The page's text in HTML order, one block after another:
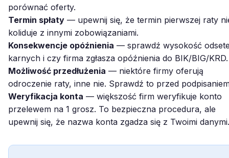
porównać oferty.
Termin spłaty — upewnij się, że termin pierwszej raty
koliduje z innymi zobowiązaniami.
Konsekwencje opóźnienia — sprawdź wysokość
karnych i czy firma zgłasza opóźnienia do BIK/BIG/KRD.
Możliwość przedłużenia — niektóre firmy oferują
odroczenie raty, inne nie. Sprawdź to przed
Weryfikacja konta — większość firm weryfikuje konto
przelewem na 1 grosz. To bezpieczna procedura, ale
upewnij się, że nazwa konta zgadza się z Twoimi danymi.